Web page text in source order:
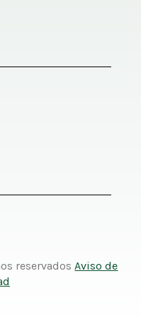
reservadosAviso de